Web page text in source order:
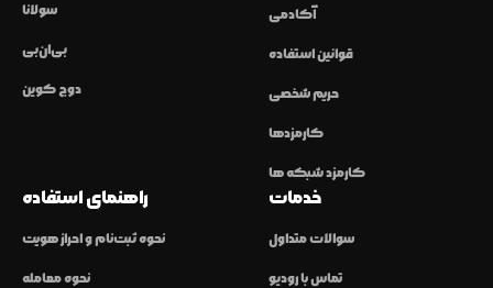
سولانا
بی‌ان‌بی
دوج کوین
آکادمی
قوانین استفاده
حریم شخصی
کارمزدها
کارمزد شبکه ها
راهنمای استفاده
نحوه ثبت‌نام و احراز هویت
نحوه معامله
خدمات
سوالات متداول
تماس با رودیو